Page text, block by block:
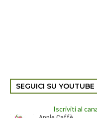
SEGUICI SU YOUTUBE
Iscriviti al